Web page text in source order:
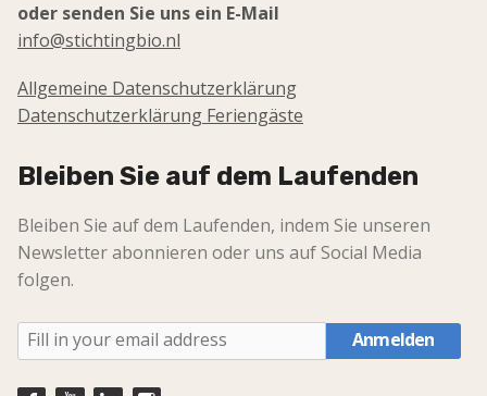
oder senden Sie uns ein E-Mail
info@stichtingbio.nl
Allgemeine Datenschutzerklärung
Datenschutzerklärung Feriengäste
Bleiben Sie auf dem Laufenden
Bleiben Sie auf dem Laufenden, indem Sie unseren
Newsletter abonnieren oder uns auf Social Media
folgen.
Anmelden